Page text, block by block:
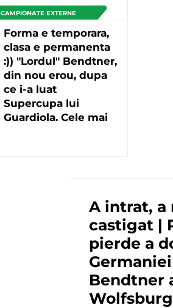
CAMPIONATE EXTERNE
Forma e temporara,
clasa e permanenta
:)) "Lordul" Bendtner,
din nou erou, dupa
ce i-a luat
Supercupa lui
Guardiola. Cele mai
A intrat, a
castigat |
pierde a
Bendtner